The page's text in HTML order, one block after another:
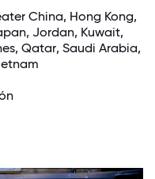
China, Hong Kong,
, Jordan, Kuwait,
, Qatar, Saudi Arabia,